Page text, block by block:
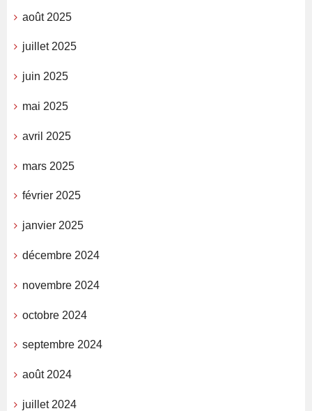
août 2025
juillet 2025
juin 2025
mai 2025
avril 2025
mars 2025
février 2025
janvier 2025
décembre 2024
novembre 2024
octobre 2024
septembre 2024
août 2024
juillet 2024